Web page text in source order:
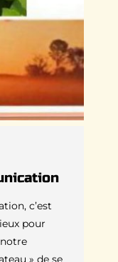
c’est
pour
» de se